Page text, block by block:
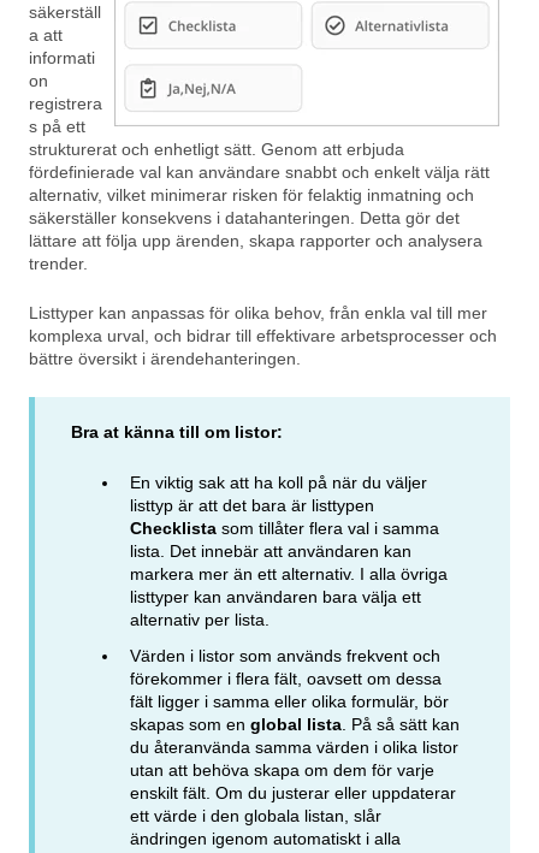
säkerställ
a att
informati
on
registrera
s på ett
strukturerat och enhetligt sätt. Genom att erbjuda
fördefinierade val kan användare snabbt och enkelt välja rätt
alternativ, vilket minimerar risken för felaktig inmatning och
säkerställer konsekvens i datahanteringen. Detta gör det
lättare att följa upp ärenden, skapa rapporter och analysera
trender.
Listtyper kan anpassas för olika behov, från enkla val till mer
komplexa urval, och bidrar till effektivare arbetsprocesser och
bättre översikt i ärendehanteringen.
Bra at känna till om listor:
En viktig sak att ha koll på när du väljer
listtyp är att det bara är listtypen
Checklista som tillåter flera val i samma
lista. Det innebär att användaren kan
markera mer än ett alternativ. I alla övriga
listtyper kan användaren bara välja ett
alternativ per lista.
Värden i listor som används frekvent och
förekommer i flera fält, oavsett om dessa
fält ligger i samma eller olika formulär, bör
skapas som en global lista . På så sätt kan
du återanvända samma värden i olika listor
utan att behöva skapa om dem för varje
enskilt fält. Om du justerar eller uppdaterar
ett värde i den globala listan, slår
ändringen igenom automatiskt i alla